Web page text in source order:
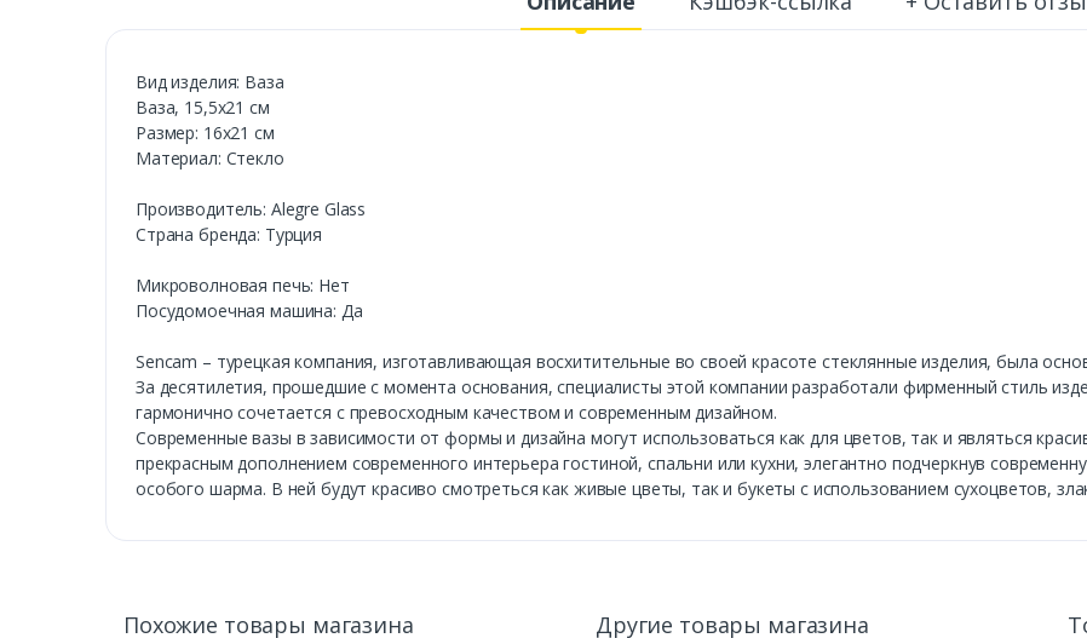
Вид изделия: Ваза
Ваза, 15,5x21 см
Размер: 16х21 см
Материал: Стекло
Производитель: Alegre Glass
Страна бренда: Турция
Микроволновая печь: Нет
Посудомоечная машина: Да
Sencam – турецкая компания, изготавливающая восхитительные во своей красоте стеклянные изделия, была
За десятилетия, прошедшие с момента основания, специалисты этой компании разработали фирменный стиль
гармонично сочетается с превосходным качеством и современным дизайном.
Современные вазы в зависимости от формы и дизайна могут использоваться как для цветов, так и являться
прекрасным дополнением современного интерьера гостиной, спальни или кухни, элегантно подчеркнув
особого шарма. В ней будут красиво смотреться как живые цветы, так и букеты с использованием сухоцветов,
Похожие товары магазина Другие товары магазина